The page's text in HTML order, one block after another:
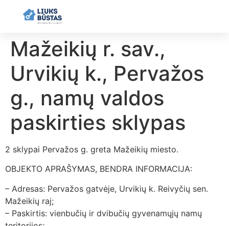
Mažeikių r. sav.,
Urvikių k., Pervažos
g., namų valdos
paskirties sklypas
2 sklypai Pervažos g. greta Mažeikių miesto.
OBJEKTO APRAŠYMAS, BENDRA INFORMACIJA:
– Adresas: Pervažos gatvėje, Urvikių k. Reivyčių sen.
Mažeikių raj;
– Paskirtis: vienbučių ir dvibučių gyvenamųjų namų